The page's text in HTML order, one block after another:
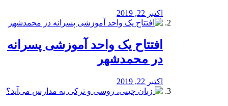
اکتبر 22, 2019
افتتاح یک واحد آموزشی پسرانه
در محمدشهر
اکتبر 22, 2019